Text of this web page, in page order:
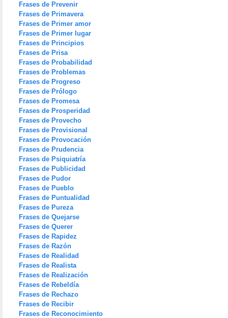
Frases de Prevenir
Frases de Primavera
Frases de Primer amor
Frases de Primer lugar
Frases de Principios
Frases de Prisa
Frases de Probabilidad
Frases de Problemas
Frases de Progreso
Frases de Prólogo
Frases de Promesa
Frases de Prosperidad
Frases de Provecho
Frases de Provisional
Frases de Provocación
Frases de Prudencia
Frases de Psiquiatría
Frases de Publicidad
Frases de Pudor
Frases de Pueblo
Frases de Puntualidad
Frases de Pureza
Frases de Quejarse
Frases de Querer
Frases de Rapidez
Frases de Razón
Frases de Realidad
Frases de Realista
Frases de Realización
Frases de Rebeldía
Frases de Rechazo
Frases de Recibir
Frases de Reconocimiento